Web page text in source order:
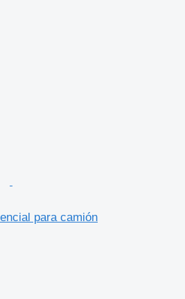
para camión